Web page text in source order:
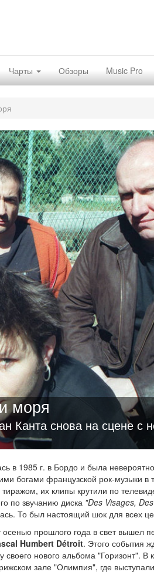
Чарты Обзоры Music Pro
моря
Канта снова на сцене с
в 1985 г. в Бордо и была
богами французской рок-музыки в
их клипы крутили по
по звучанию диска "Des Visages,
То был настоящий шок для всех
прошлого года в свет вышел
Humbert Détroit. Этого события
нового альбома "Горизонт". В
зале "Олимпия", где